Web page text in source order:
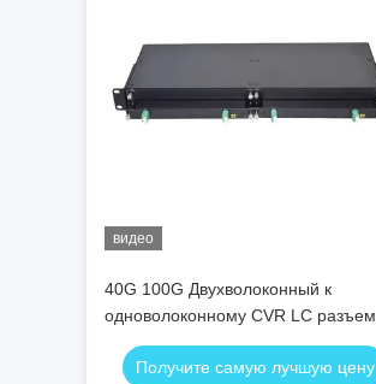
видео
40G 100G Двухволоконный к
одноволоконному CVR LC разъем
1310 нм
Получите самую лучшую цену